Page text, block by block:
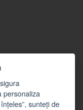
personaliza
sunteți de